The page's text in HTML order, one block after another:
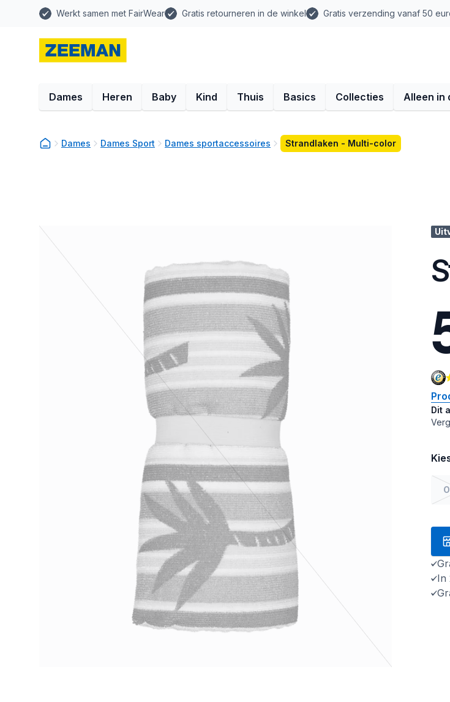
Werkt samen met FairWear Gratis retourneren in de winkel Gratis verzending vanaf 50
Dames Heren Baby Kind Thuis Basics Collecties Alleen in
Dames Dames Sport Dames sportaccessoires Strandlaken - Multi-color
Dit
In